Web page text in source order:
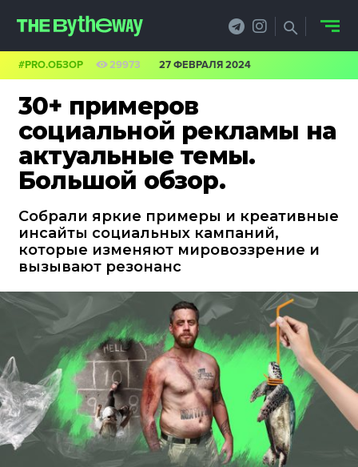
30+ примеров
социальной рекламы на
актуальные темы.
Большой обзор.
Собрали яркие примеры и креативные
инсайты социальных кампаний,
которые изменяют мировоззрение и
вызывают резонанс
#PRO.ОБЗОР 29973 27 ФЕВРАЛЯ 2024
PRO.ОБЗОР
КЕЙСЫ
ФИЛОСОФИЯ
КРЕАТИВА
БИЗНЕС И
ТЕХНОЛОГИИ
ФЕСТИВАЛИ
ФОТОГРАФИЯ
ТИПОГРАФИКА
ИСТОРИИ БРЕНДОВ